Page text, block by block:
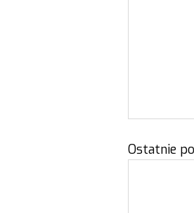
Ostatnie